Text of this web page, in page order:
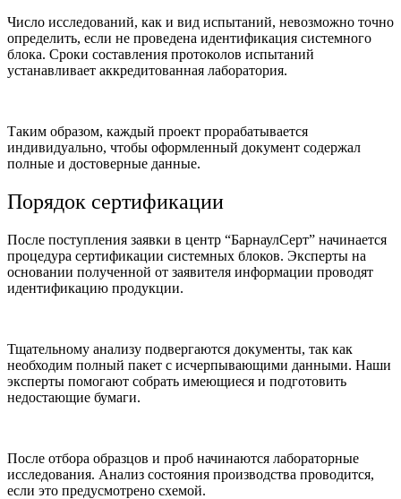
Число исследований, как и вид испытаний, невозможно точно
определить, если не проведена идентификация системного
блока. Сроки составления протоколов испытаний
устанавливает аккредитованная лаборатория.
Таким образом, каждый проект прорабатывается
индивидуально, чтобы оформленный документ содержал
полные и достоверные данные.
Порядок сертификации
После поступления заявки в центр “БарнаулСерт” начинается
процедура сертификации системных блоков. Эксперты на
основании полученной от заявителя информации проводят
идентификацию продукции.
Тщательному анализу подвергаются документы, так как
необходим полный пакет с исчерпывающими данными. Наши
эксперты помогают собрать имеющиеся и подготовить
недостающие бумаги.
После отбора образцов и проб начинаются лабораторные
исследования. Анализ состояния производства проводится,
если это предусмотрено схемой.